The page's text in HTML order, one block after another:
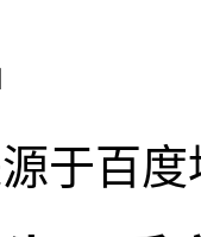
于百